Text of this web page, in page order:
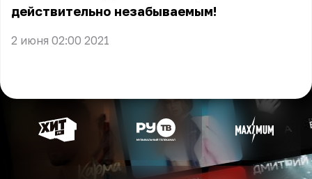
действительно незабываемым!
2 июня 02:00 2021